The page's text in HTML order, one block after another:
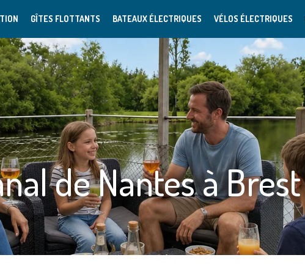
GÎTES FLOTTANTS BATEAUX ÉLECTRIQUES VÉLOS ÉLECTRIQUES
de Nantes à Brest